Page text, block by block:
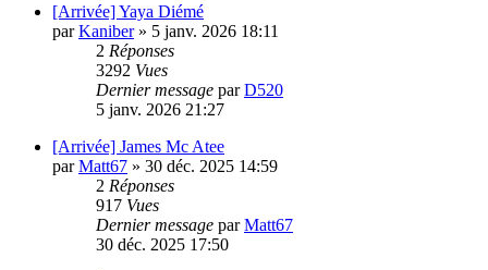
[Arrivée] Yaya Diémé
parKaniber» 5 janv. 2026 18:11
2 Réponses
3292 Vues
Dernier message parD520
5 janv. 2026 21:27
[Arrivée] James Mc Atee
parMatt67 » 30 déc. 2025 14:59
2 Réponses
917 Vues
Dernier message parMatt67
30 déc. 2025 17:50